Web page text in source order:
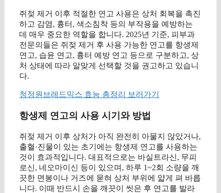
쥐젖 제거 이후 적절한 연고 사용은 상처 회복을 촉진
하고 감염, 흉터, 색소침착 등의 부작용을 예방하는
데 매우 중요한 역할을 합니다. 2025년 기준, 피부과
전문의들은 쥐젖 제거 후 사용 가능한 연고를 항생제
연고, 습윤 연고, 흉터 예방 연고 등으로 구분하고, 상
처 상태에 따라 알맞게 선택할 것을 권고하고 있습니
다.
청정원브레드믹스 효능 총정리 보러가기
항생제 연고의 사용 시기와 방법
쥐젖 제거 이후 상처가 아직 완전히 아물지 않았거나,
출혈·진물이 있는 초기에는 항생제 연고를 사용하는
것이 효과적입니다. 대표적으로는 바실트라신, 무피
로신, 네오마이신 등이 있으며, 하루 1~2회 소량을 깨
끗한 면봉이나 거즈에 묻혀 상처 부위에 얇게 펴 바릅
니다. 이때 반드시 손을 깨끗이 씻은 후 연고를 발라